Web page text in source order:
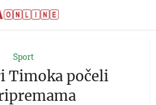
Sport
Timoka počeli